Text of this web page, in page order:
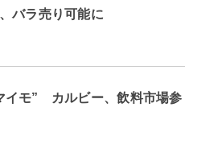
バラ売り可能に
イモ” カルビー、飲料市場参